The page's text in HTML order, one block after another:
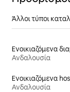
Άλλοι τύποι
Ενοικιαζόμενα
Ανδαλουσία
Ενοικιαζόμενα
Ανδαλουσία